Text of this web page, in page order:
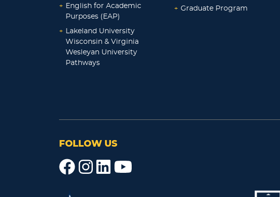
+ English for Academic
Purposes (EAP)
+
Lakeland University
Wisconsin & Virginia
Wesleyan University
Pathways
+ Graduate Program
FOLLOW US